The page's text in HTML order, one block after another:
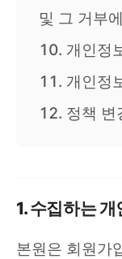
및 그 거부
개인정
개인정
정책 변
1. 수집하는
본원은 회원가